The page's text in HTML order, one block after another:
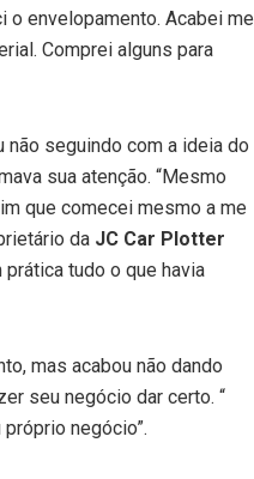
o envelopamento. Acabei me
Comprei alguns para
seguindo com a ideia do
sua atenção. “Mesmo
que comecei mesmo a me
da JC Car Plotter
tudo o que havia
mas acabou não dando
seu negócio dar certo. “
negócio”.